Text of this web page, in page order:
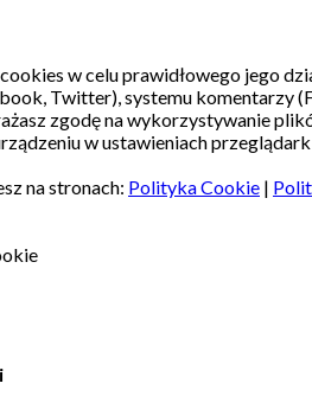
w celu prawidłowego jego
Twitter), systemu komentarzy
zgodę na wykorzystywanie
w ustawieniach
na stronach: Polityka Cookie |